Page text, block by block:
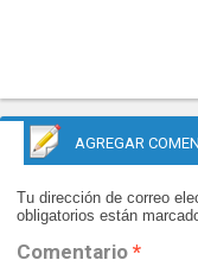
AGREGAR
Tu dirección de correo
obligatorios están
Comentario *